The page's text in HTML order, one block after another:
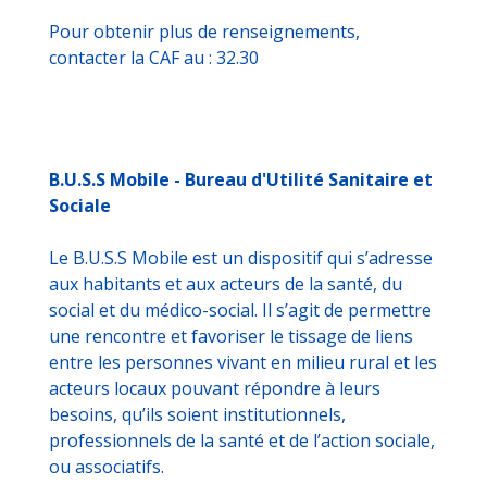
Pour obtenir plus de renseignements,
contacter la CAF au : 32.30
B.U.S.S Mobile - Bureau d'Utilité Sanitaire et
Sociale
Le B.U.S.S Mobile est un dispositif qui s’adresse
aux habitants et aux acteurs de la santé, du
social et du médico-social. Il s’agit de permettre
une rencontre et favoriser le tissage de liens
entre les personnes vivant en milieu rural et les
acteurs locaux pouvant répondre à leurs
besoins, qu’ils soient institutionnels,
professionnels de la santé et de l’action sociale,
ou associatifs.